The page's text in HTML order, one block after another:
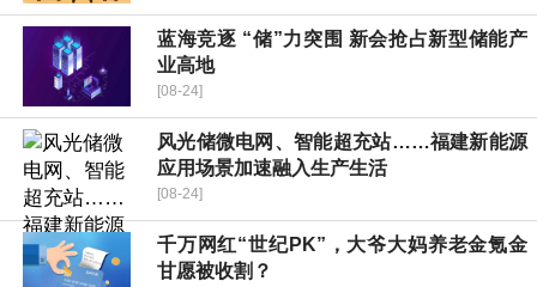
蓝海竞逐 “储”力突围 新会抢占新型储能产
业高地
[08-24]
风光储微电网、智能超充站……福建新能源
应用场景加速融入生产生活
[08-24]
千万网红“世纪PK”，大爷大妈养老金氪金
甘愿被收割？